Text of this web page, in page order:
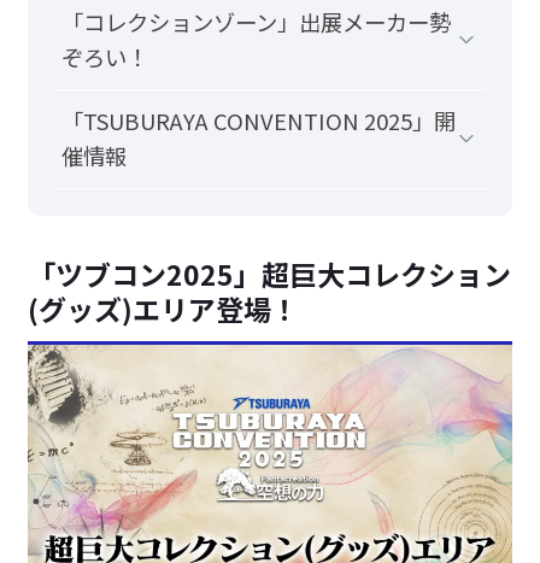
「コレクションゾーン」出展メーカー勢
ぞろい！
「TSUBURAYA CONVENTION 2025」開
催情報
「ツブコン2025」超巨大コレクション
(グッズ)エリア登場！